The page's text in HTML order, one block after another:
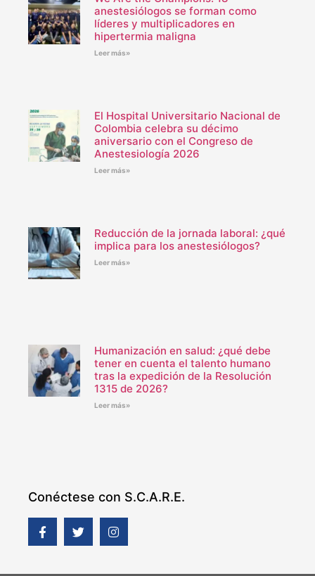
anestesiólogos se forman como
líderes y multiplicadores en
hipertermia maligna
Leer más»
El Hospital Universitario Nacional de
Colombia celebra su décimo
aniversario con el Congreso de
Anestesiología 2026
Leer más»
Reducción de la jornada laboral: ¿qué
implica para los anestesiólogos?
Leer más»
Humanización en salud: ¿qué debe
tener en cuenta el talento humano
tras la expedición de la Resolución
1315 de 2026?
Leer más»
Conéctese con S.C.A.R.E.